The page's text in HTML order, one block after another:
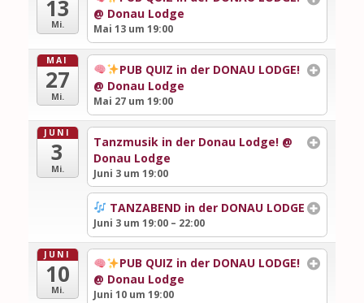
13
Mi.
@ Donau Lodge
Mai 13 um 19:00
MAI
27
Mi.
PUB QUIZ in der DONAU LODGE!
@ Donau Lodge
Mai 27 um 19:00
JUNI
3
Mi.
Tanzmusik in der Donau Lodge! @
Donau Lodge
Juni 3 um 19:00
TANZABEND in der DONAU LODGE
Juni 3 um 19:00 – 22:00
JUNI
10
Mi.
PUB QUIZ in der DONAU LODGE!
@ Donau Lodge
Juni 10 um 19:00